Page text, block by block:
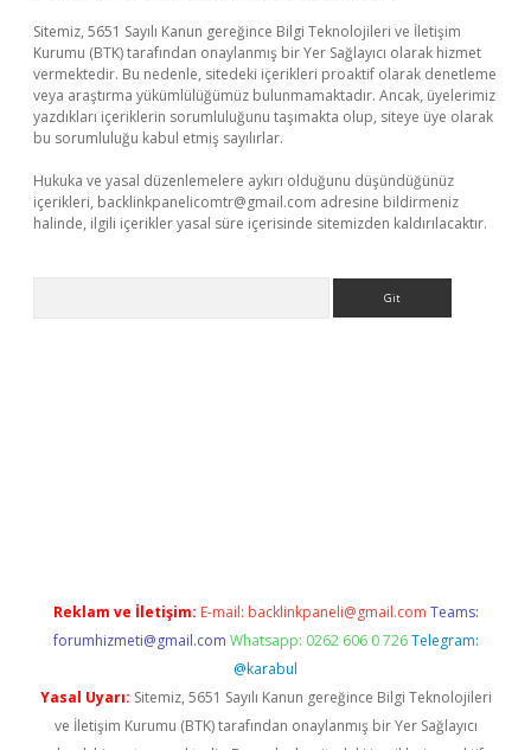
Sitemiz, 5651 Sayılı Kanun gereğince Bilgi Teknolojileri ve İletişim
Kurumu (BTK) tarafından onaylanmış bir Yer Sağlayıcı olarak hizmet
vermektedir. Bu nedenle, sitedeki içerikleri proaktif olarak denetleme
veya araştırma yükümlülüğümüz bulunmamaktadır. Ancak, üyelerimiz
yazdıkları içeriklerin sorumluluğunu taşımakta olup, siteye üye olarak
bu sorumluluğu kabul etmiş sayılırlar.
Hukuka ve yasal düzenlemelere aykırı olduğunu düşündüğünüz
içerikleri, backlinkpanelicomtr@gmail.com adresine bildirmeniz
halinde, ilgili içerikler yasal süre içerisinde sitemizden kaldırılacaktır.
Reklam ve İletişim: E-mail: backlinkpaneli@gmail.com Teams:
forumhizmeti@gmail.com Whatsapp: 0262 606 0 726 Telegram:
@karabul
Yasal Uyarı: Sitemiz, 5651 Sayılı Kanun gereğince Bilgi Teknolojileri
ve İletişim Kurumu (BTK) tarafından onaylanmış bir Yer Sağlayıcı